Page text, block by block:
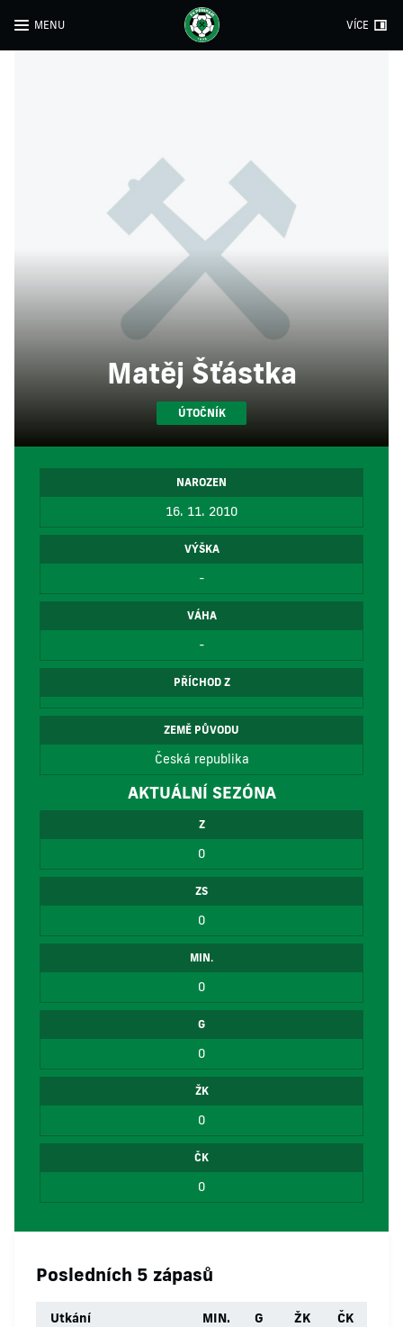
MENU VÍCE
Matěj Šťástka
ÚTOČNÍK
NAROZEN
16. 11. 2010
VÝŠKA
-
VÁHA
-
PŘÍCHOD Z
ZEMĚ PŮVODU
Česká republika
AKTUÁLNÍ SEZÓNA
Z
0
ZS
0
MIN.
0
G
0
ŽK
0
ČK
0
Posledních 5 zápasů
Utkání MIN. G ŽK ČK